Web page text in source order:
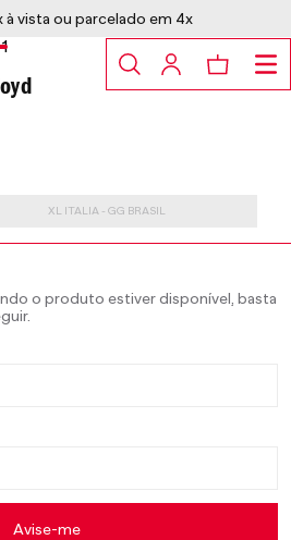
à vista ou parcelado em 4x
XL ITALIA - GG BRASIL